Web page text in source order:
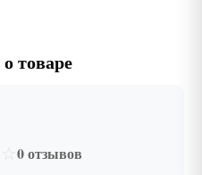
товаре
☆ 0 отзывов